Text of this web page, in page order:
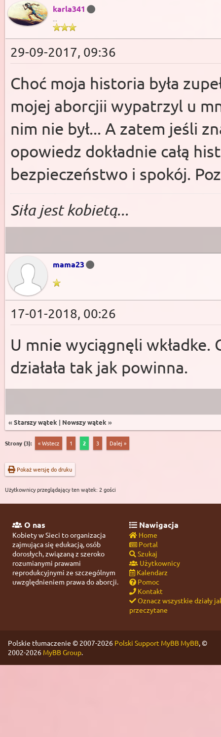
karla341
29-09-2017, 09:36
Choć moja historia była
mojej aborcjii wypatrzyl u
nim nie był... A zatem jeśli
opowiedz dokładnie całą
bezpieczeństwo i spokój.
Siła jest kobietą...
mama23
17-01-2018, 00:26
U mnie wyciągnęli wkładke.
działała tak jak powinna.
« Starszy wątek | Nowszy wątek »
Strony (3): « Wstecz 1 2 3 Dalej »
Pokaż wersję do druku
Użytkownicy przeglądający ten wątek: 2 gości
O nas
Kobiety w Sieci to organizacja
zajmująca się edukacją, osób
dorosłych, związaną z szeroko
rozumianymi prawami
reprodukcyjnymi ze szczególnym
uwzględnieniem prawa do aborcji.
Nawigacja
Home
Portal
Szukaj
Użytkownicy
Kalendarz
Pomoc
Kontakt
Oznacz wszystkie działy
przeczytane
Polskie tłumaczenie © 2007-2026 Polski Support MyBB MyBB, ©
2002-2026 MyBB Group.